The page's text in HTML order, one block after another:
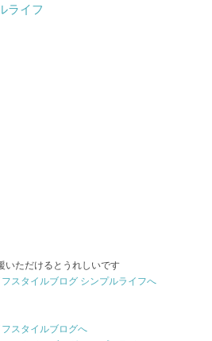
ライフ
ただけるとうれしいです